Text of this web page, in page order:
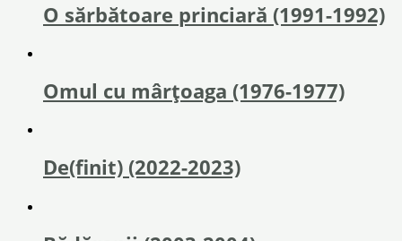
O sărbătoare princiară (1991-1992)
Omul cu mârțoaga (1976-1977)
De(finit) (2022-2023)